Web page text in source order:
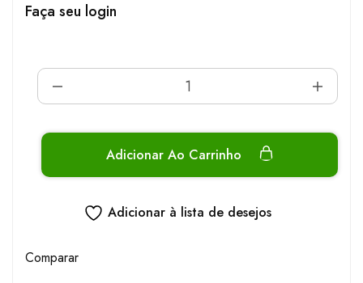
Faça seu login
Adicionar Ao Carrinho
Adicionar à lista de desejos
Comparar